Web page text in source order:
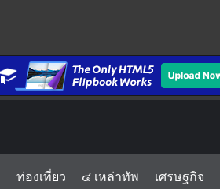
ท่องเที่ยว ๔ เหล่าทัพ เศรษฐกิจ